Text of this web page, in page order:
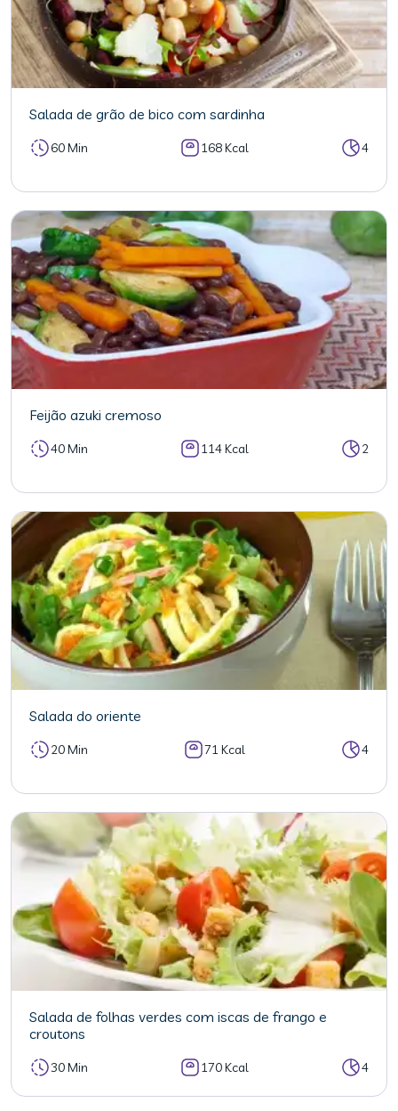
Salada de grão de bico com sardinha
60 Min 168 Kcal 4
Feijão azuki cremoso
40 Min 114 Kcal 2
Salada do oriente
20 Min 71 Kcal 4
Salada de folhas verdes com iscas de frango e
croutons
30 Min 170 Kcal 4